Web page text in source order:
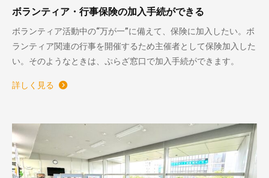
ボランティア・行事保険の加入手続ができる
ボランティア活動中の“万が一”に備えて、保険に加入したい。ボ
ランティア関連の行事を開催するため主催者として保険加入した
い。そのようなときは、ぷらざ窓口で加入手続ができます。
詳しく見る